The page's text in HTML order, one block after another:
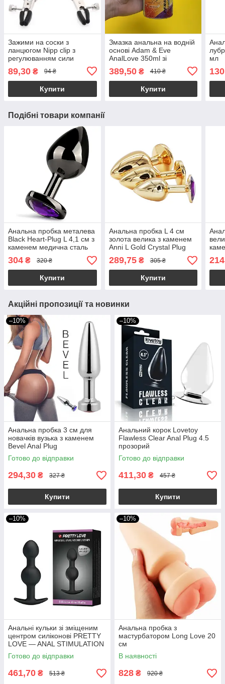
Зажими на соски з
ланцюгом Nipp clip з
регулюванням сили
89,30 ₴ 94 ₴
Купити
Змазка анальна на водній
основі Adam & Eve
AnalLove 350ml зі
389,50₴ 410 ₴
Купити
мл
Подібні товари компанії
Анальна пробка металева
Black Heart-Plug L 4,1 см з
каменем медична сталь
304 ₴ 320 ₴
Купити
Анальна пробка L 4 см
золота велика з каменем
Anni L Gold Crystal Plug
289,75₴ 305 ₴
Купити
Акційні пропозиції та новинки
–10%
Анальна пробка 3 см для
новачків вузька з каменем
Bevel Anal Plug
Готово до відправки
294,30 ₴ 327 ₴
Купити
–10%
Анальний корок Lovetoy
Flawless Clear Anal Plug 4.5
прозорий
Готово до відправки
411,30 ₴ 457 ₴
Купити
–10%
Анальні кульки зі зміщеним
центром силіконові PRETTY
LOVE — ANAL STIMULATION
2,5-3,0 см якір
Готово до відправки
461,70 ₴ 513 ₴
–10%
Анальна пробка з
мастурбатором Long Love 20
см
В наявності
828 ₴ 920 ₴